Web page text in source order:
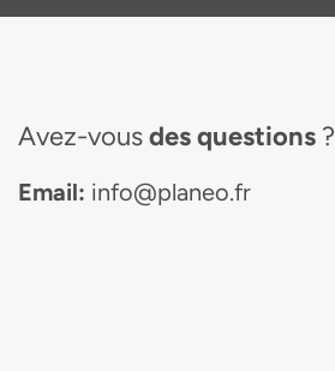
Avez-vousdes questions ?
Email: info@planeo.fr